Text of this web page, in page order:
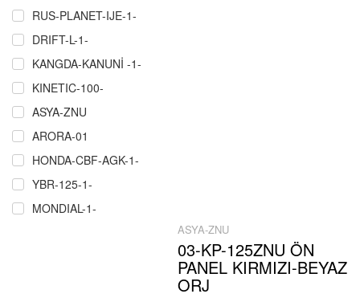
RUS-PLANET-IJE-1-
DRIFT-L-1-
KANGDA-KANUNİ -1-
KINETIC-100-
ASYA-ZNU
ARORA-01
HONDA-CBF-AGK-1-
YBR-125-1-
MONDIAL-1-
ÇELIK-CRW-MARTIAN-MAXI-1-
ASYA-ZNU
03-KP-125ZNU ÖN
PANEL KIRMIZI-BEYAZ
ORJ